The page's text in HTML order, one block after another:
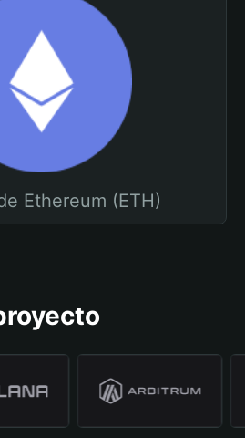
Ethereum (ETH)